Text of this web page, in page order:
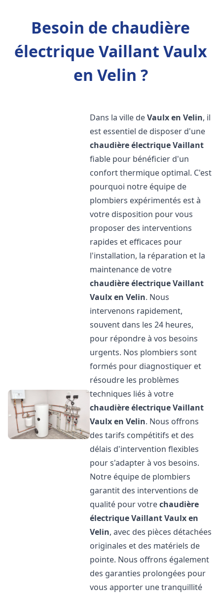
Besoin de chaudière
électrique Vaillant Vaulx
en Velin ?
Dans la ville deVaulx en Velin, il
est essentiel de disposer d'une
chaudière électrique Vaillant
fiable pour bénéficier d'un
confort thermique optimal. C'est
pourquoi notre équipe de
plombiers expérimentés est à
votre disposition pour vous
proposer des interventions
rapides et efficaces pour
l'installation, la réparation et la
maintenance de votre
chaudière électrique Vaillant
Vaulx en Velin. Nous
intervenons rapidement,
souvent dans les 24 heures,
pour répondre à vos besoins
urgents. Nos plombiers sont
formés pour diagnostiquer et
résoudre les problèmes
techniques liés à votre
chaudière électrique Vaillant
Vaulx en Velin. Nous offrons
des tarifs compétitifs et des
délais d'intervention flexibles
pour s'adapter à vos besoins.
Notre équipe de plombiers
garantit des interventions de
qualité pour votrechaudière
électrique VaillantVaulx en
Velin, avec des pièces détachées
originales et des matériels de
pointe. Nous offrons également
des garanties prolongées pour
vous apporter une tranquillité